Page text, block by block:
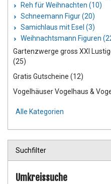
Reh für Weihnachten (10)
Schneemann Figur (20)
Samichlaus mit Esel (3)
Weihnachtsmann Figuren
Gartenzwerge gross XXl
(25)
Gratis Gutscheine (12)
Vogelhäuser Vogelhaus &
Alle Kategorien
Suchfilter
Umkreissuche